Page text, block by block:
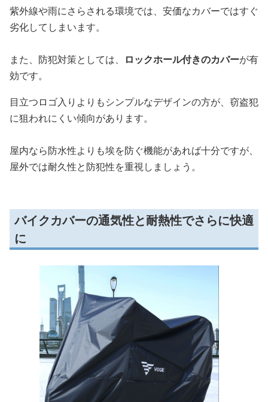
紫外線や雨にさらされる環境では、安価なカバーではすぐ
劣化してしまいます。
また、防犯対策としては、 ロックホール付きのカバーが有
効です。
目立つロゴ入りよりもシンプルなデザインの方が、窃盗犯
に狙われにくい傾向があります。
屋内なら防水性よりも埃を防ぐ機能があれば十分ですが、
屋外では耐久性と防犯性を重視しましょう。
バイクカバーの通気性と耐熱性でさらに快適
に